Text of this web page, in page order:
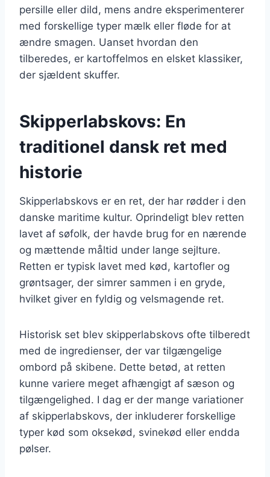
persille eller dild, mens andre eksperimenterer
med forskellige typer mælk eller fløde for at
ændre smagen. Uanset hvordan den
tilberedes, er kartoffelmos en elsket klassiker,
der sjældent skuffer.
Skipperlabskovs: En
traditionel dansk ret med
historie
Skipperlabskovs er en ret, der har rødder i den
danske maritime kultur. Oprindeligt blev retten
lavet af søfolk, der havde brug for en nærende
og mættende måltid under lange sejlture.
Retten er typisk lavet med kød, kartofler og
grøntsager, der simrer sammen i en gryde,
hvilket giver en fyldig og velsmagende ret.
Historisk set blev skipperlabskovs ofte tilberedt
med de ingredienser, der var tilgængelige
ombord på skibene. Dette betød, at retten
kunne variere meget afhængigt af sæson og
tilgængelighed. I dag er der mange variationer
af skipperlabskovs, der inkluderer forskellige
typer kød som oksekød, svinekød eller endda
pølser.